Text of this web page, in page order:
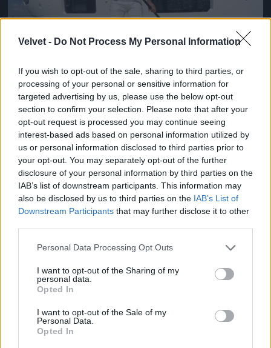
Velvet - Do Not Process My Personal Information
If you wish to opt-out of the sale, sharing to third parties, or
processing of your personal or sensitive information for
targeted advertising by us, please use the below opt-out
section to confirm your selection. Please note that after your
opt-out request is processed you may continue seeing
interest-based ads based on personal information utilized by
us or personal information disclosed to third parties prior to
your opt-out. You may separately opt-out of the further
disclosure of your personal information by third parties on the
IAB’s list of downstream participants. This information may
also be disclosed by us to third parties on the IAB’s List of
Downstream Participants that may further disclose it to other
Please note that this website/app uses one or more Google
not limited to your visit or usage behaviour. You may click to
grant or deny consent to Google and its third-party tags to
use your data for below specified purposes in below Google
consent section.
Personal Data Processing Opt Outs
I want to opt-out of the Sharing of my
personal data.
Opted In
I want to opt-out of the Sale of my
Personal Data.
Opted In
Bobby Dekeyser evezget egyet Miamiben az
óceánon
Fotó: Neilson Barnard / Europress / Getty #8
Jön még kép!